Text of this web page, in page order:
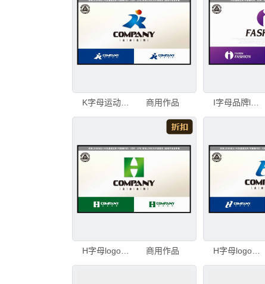
K字母运动品牌logo户外用品logo 商用作品
H字母logo绿叶logo 商用作品